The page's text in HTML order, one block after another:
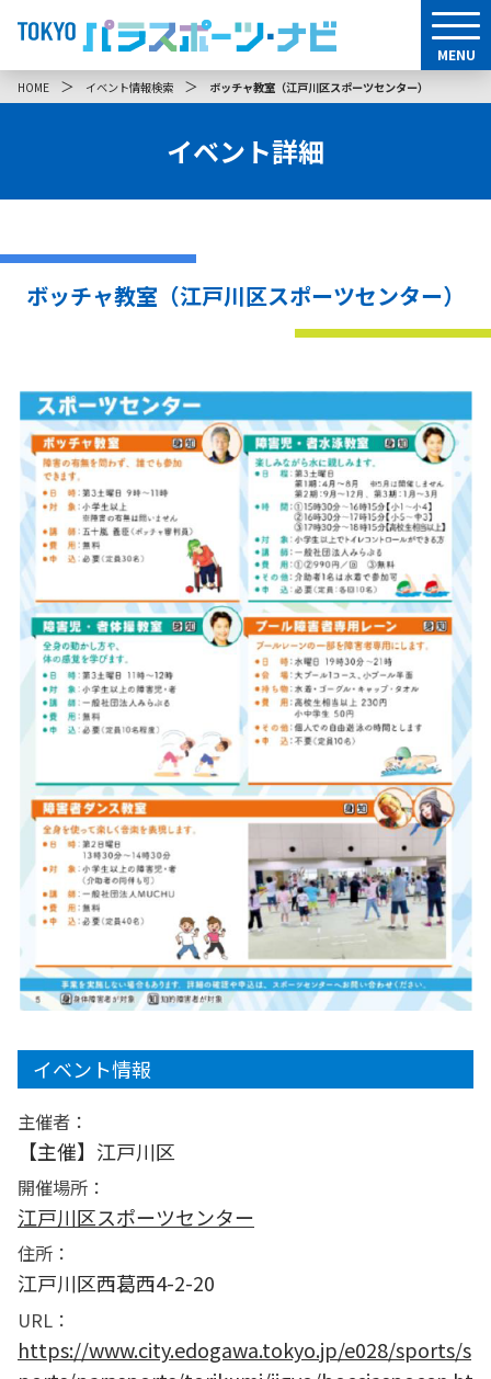
MENU
HOME ＞ イベント情報検索 ＞ ボッチャ教室（江戸川区スポーツセンター）
イベント詳細
ボッチャ教室（江戸川区スポーツセンター）
イベント情報
主催者：
【主催】江戸川区
開催場所：
江戸川区スポーツセンター
住所：
江戸川区西葛西4-2-20
URL：
https://www.city.edogawa.tokyo.jp/e028/sports/s